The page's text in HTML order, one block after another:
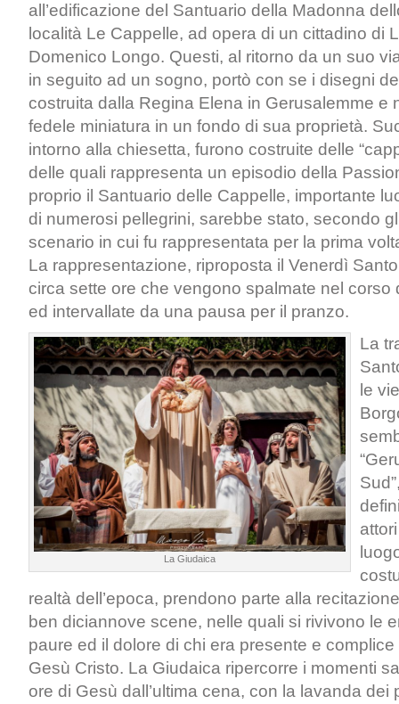
all’edificazione del Santuario della Madonna
località Le Cappelle, ad opera di un cittadino di
Domenico Longo. Questi, al ritorno da un suo
in seguito ad un sogno, portò con se i disegni
costruita dalla Regina Elena in Gerusalemme e
fedele miniatura in un fondo di sua proprietà.
intorno alla chiesetta, furono costruite delle
delle quali rappresenta un episodio della
proprio il Santuario delle Cappelle, importante
di numerosi pellegrini, sarebbe stato, secondo
scenario in cui fu rappresentata per la prima
La rappresentazione, riproposta il Venerdì
circa sette ore che vengono spalmate nel corso
ed intervallate da una pausa per il pranzo.
La Giudaica
La
le
realtà dell’epoca, prendono parte alla
ben diciannove scene, nelle quali si rivivono le
paure ed il dolore di chi era presente e
Gesù Cristo. La Giudaica ripercorre i momenti
ore di Gesù dall’ultima cena, con la lavanda dei